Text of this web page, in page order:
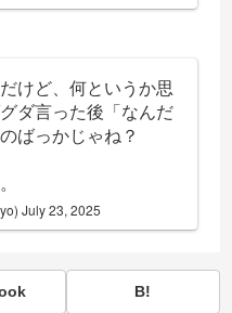
けど、何というか思
ダ言った後「なんだ
ばっかじゃね？
July 23, 2025
B!